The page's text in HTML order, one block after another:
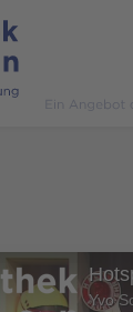
Yvo